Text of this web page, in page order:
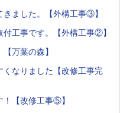
ました。【外構工事③】
工事です。【外構工事②】
万葉の森】
なりました【改修工事完
【改修工事⑤】